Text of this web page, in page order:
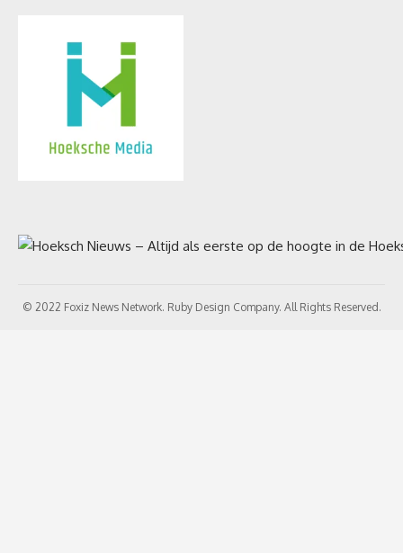
© 2022 Foxiz News Network. Ruby Design Company. All Rights Reserved.